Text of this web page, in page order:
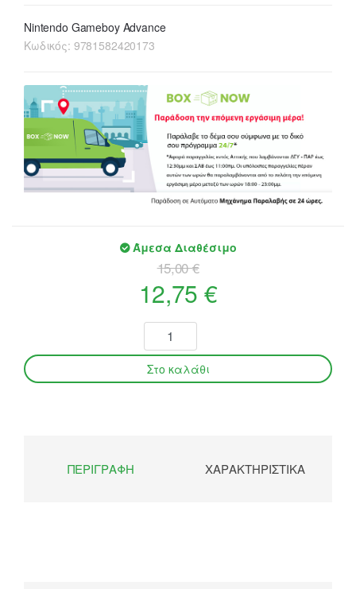
Nintendo Gameboy Advance
Κωδικός: 9781582420173
Άμεσα Διαθέσιμο
15,00 €
12,75 €
ΠΕΡΙΓΡΑΦΉ ΧΑΡΑΚΤΗΡΙΣΤΙΚΆ